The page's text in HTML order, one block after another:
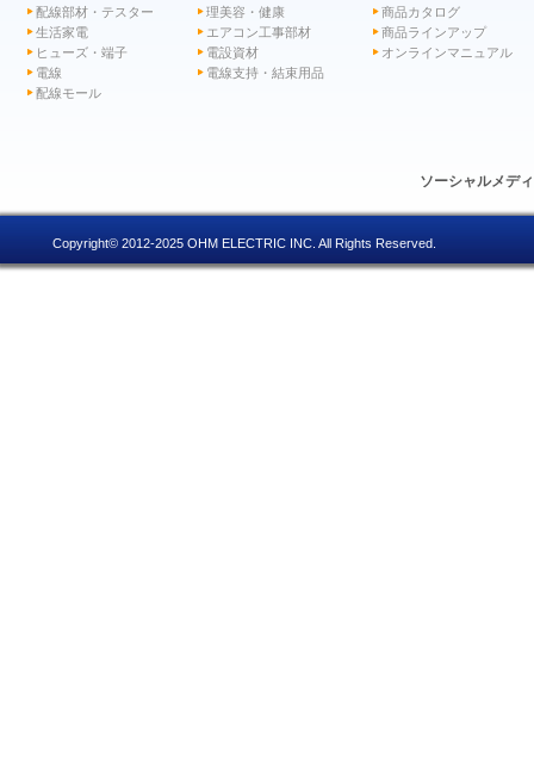
配線部材・テスター
理美容・健康
生活家電
エアコン工事部材
ヒューズ・端子
電設資材
電線
電線支持・結束用品
配線モール
商品カタログ
商品ラインアップ
オンラインマニュアル
ソーシャルメデ
Copyright© 2012-2025 OHM ELECTRIC INC. All Rights Reserved.